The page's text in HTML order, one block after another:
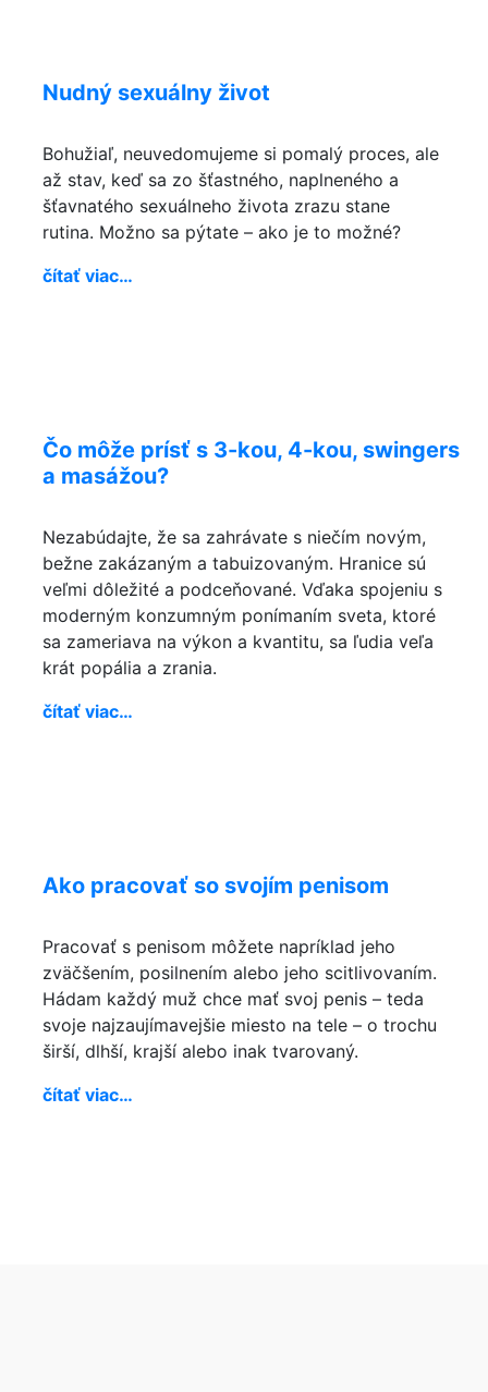
Nudný sexuálny život
Bohužiaľ, neuvedomujeme si pomalý proces, ale
až stav, keď sa zo šťastného, naplneného a
šťavnatého sexuálneho života zrazu stane
rutina. Možno sa pýtate – ako je to možné?
čítať viac…
Čo môže prísť s 3-kou, 4-kou, swingers
a masážou?
Nezabúdajte, že sa zahrávate s niečím novým,
bežne zakázaným a tabuizovaným. Hranice sú
veľmi dôležité a podceňované. Vďaka spojeniu s
moderným konzumným ponímaním sveta, ktoré
sa zameriava na výkon a kvantitu, sa ľudia veľa
krát popália a zrania.
čítať viac…
Ako pracovať so svojím penisom
Pracovať s penisom môžete napríklad jeho
zväčšením, posilnením alebo jeho scitlivovaním.
Hádam každý muž chce mať svoj penis – teda
svoje najzaujímavejšie miesto na tele – o trochu
širší, dlhší, krajší alebo inak tvarovaný.
čítať viac…